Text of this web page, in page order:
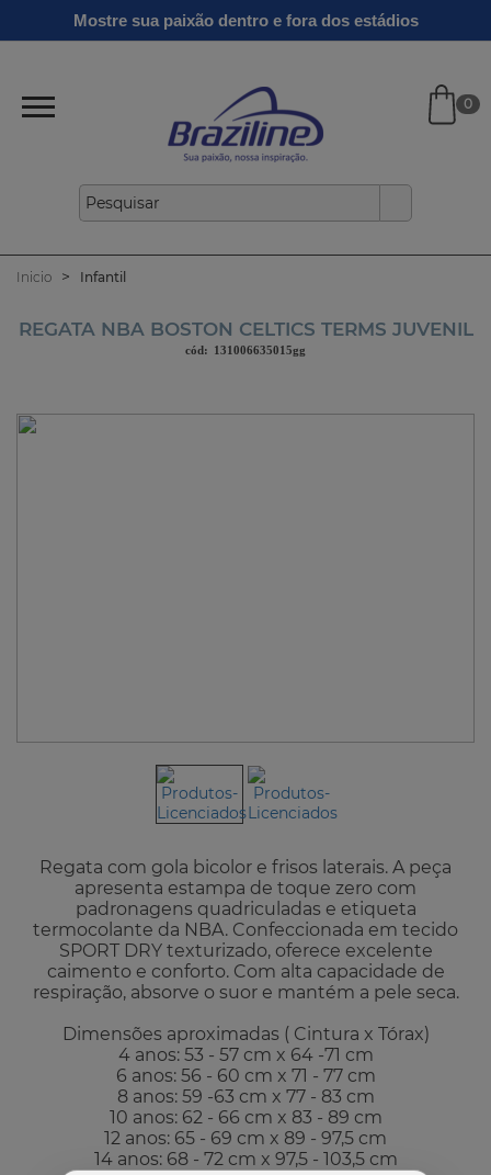
Mostre sua paixão dentro e fora dos estádios
Clássicos
Linha
Gold
Ginga
Verão
0
Inicio Infantil
REGATA NBA BOSTON CELTICS TERMS JUVENIL
cód: 131006635015gg
Regata com gola bicolor e frisos laterais. A peça
apresenta estampa de toque zero com
padronagens quadriculadas e etiqueta
termocolante da NBA. Confeccionada em tecido
SPORT DRY texturizado, oferece excelente
caimento e conforto. Com alta capacidade de
respiração, absorve o suor e mantém a pele seca.
Dimensões aproximadas ( Cintura x Tórax)
4 anos: 53 - 57 cm x 64 -71 cm
6 anos: 56 - 60 cm x 71 - 77 cm
8 anos: 59 -63 cm x 77 - 83 cm
10 anos: 62 - 66 cm x 83 - 89 cm
12 anos: 65 - 69 cm x 89 - 97,5 cm
14 anos: 68 - 72 cm x 97,5 - 103,5 cm